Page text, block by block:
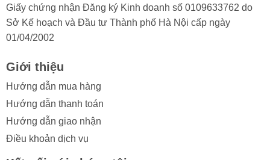
2. Khi nào cần thay camera trước cho
iPad Mini 7?
camera trước iPad bị va đập mạnh, bạn cần thay
camera trước iPad Mini 7 khi nhận thấy các dấu hiệu
sau:
- Ảnh hoặc video bị mờ, không thể lấy nét.
- Chất lượng ảnh chụp kém đi rõ rệt, xuất hiện các vết
Giấy chứng nhận Đăng ký Kinh doanh số 0109633762 do
Sở Kế hoạch và Đầu tư Thành phố Hà Nội cấp ngày
01/04/2002
Giới thiệu
Hướng dẫn mua hàng
Hướng dẫn thanh toán
Hướng dẫn giao nhận
Điều khoản dịch vụ